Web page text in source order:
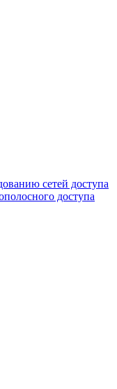
сетей доступа
доступа